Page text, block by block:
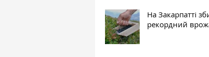
На Закарпатті
рекордний